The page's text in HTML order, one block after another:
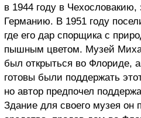
в 1944 году в
Германию. В 1951 году
где его дар спорщика с
пышным цветом. Музей
был открыться во Флориде,
готовы были поддержать
но автор предпочел
Здание для своего музея он